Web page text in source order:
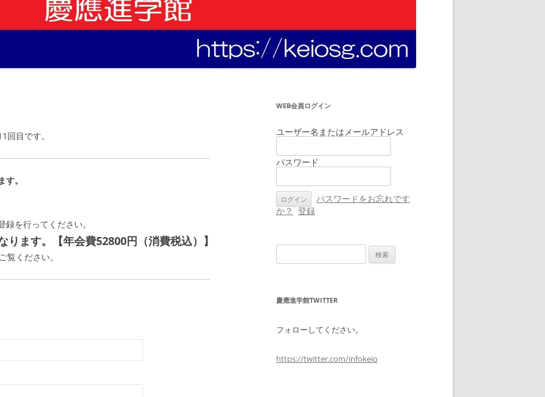
回目です。
。
を行ってください。
ます。【年会費52800円（消費税込）】
覧ください。
WEB会員ログイン
ユーザー名またはメールアドレス
パスワード
パスワードをお忘れです
か？ 登録
索:
慶應進学館TWITTER
フォローしてください。
https://twitter.com/infokeio